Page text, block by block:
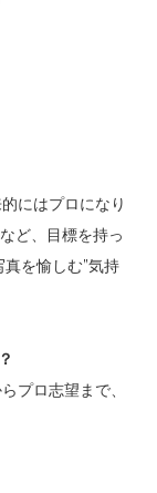
にはプロになり
ど、目標を持っ
を愉しむ”気持
プロ志望まで、